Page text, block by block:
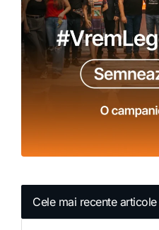
Cele mai recente articole